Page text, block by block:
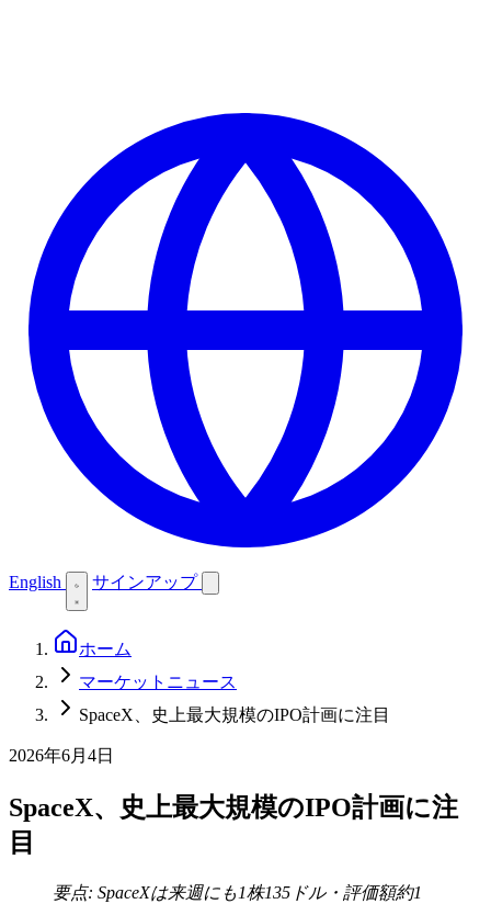
English サインアップ
ホーム
マーケットニュース
SpaceX、史上最大規模のIPO計画に注目
2026年6月4日
SpaceX、史上最大規模のIPO計画に注
目
要点: SpaceXは来週にも1株135ドル・評価額約1